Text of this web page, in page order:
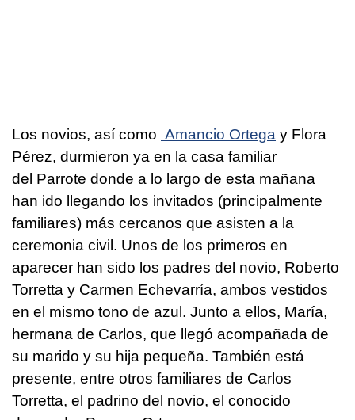
Los novios, así como Amancio Ortega y Flora
Pérez, durmieron ya en la casa familiar
del Parrote donde a lo largo de esta mañana
han ido llegando los invitados (principalmente
familiares) más cercanos que asisten a la
ceremonia civil. Unos de los primeros en
aparecer han sido los padres del novio, Roberto
Torretta y Carmen Echevarría, ambos vestidos
en el mismo tono de azul. Junto a ellos, María,
hermana de Carlos, que llegó acompañada de
su marido y su hija pequeña. También está
presente, entre otros familiares de Carlos
Torretta, el padrino del novio, el conocido